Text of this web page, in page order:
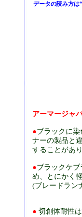
データの読み方は
アーマージャ
●ブラックに
ナーの製品と
することがあ
●ブラックケ
め、とにかく
(ブレードラン
● 切創体耐性